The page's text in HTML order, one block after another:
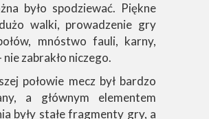
było spodziewać. Piękne
walki, prowadzenie gry
mnóstwo fauli, karny,
zabrakło niczego.
połowie mecz był bardzo
a głównym elementem
były stałe fragmenty gry, a